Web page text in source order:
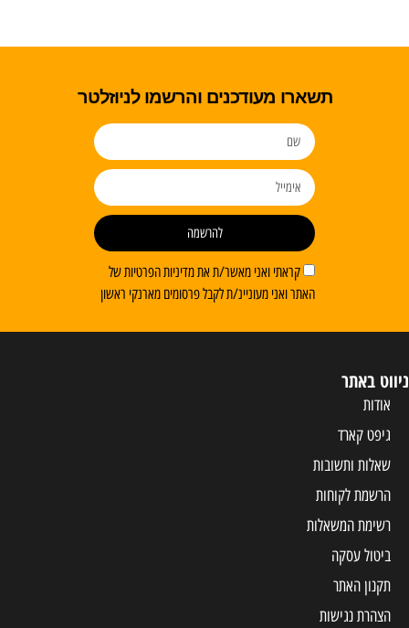
תשארו מעודכנים והרשמו לניוזלטר
קראתי ואני מאשר/ת את מדיניות הפרטיות של
האתר ואני מעוניינ/ת לקבל פרסומים מארנקי ראשון
להרשמה
ניווט באתר
אודות
גיפט קארד
שאלות ותשובות
הרשמת לקוחות
רשימת המשאלות
ביטול עסקה
תקנון האתר
הצהרת נגישות